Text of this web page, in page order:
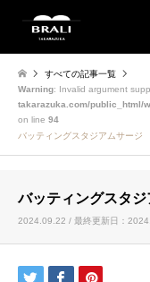
すべての記事一覧
Warning: Invalid argument
takarazuka.com/public_html/
on line 94
バッティングスタジアムサージ
バッティングスタ
2024.09.22 / 最終更新日：